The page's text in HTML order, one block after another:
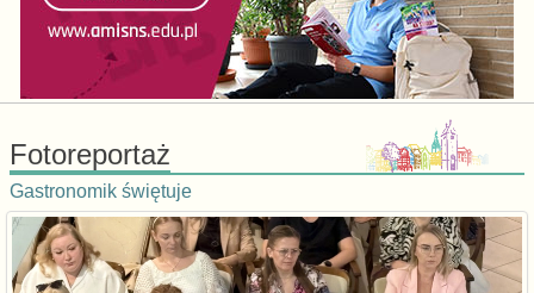
Fotoreportaż
Gastronomik świętuje